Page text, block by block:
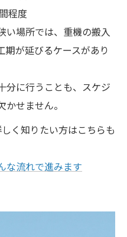
程度
い場所では、重機の搬入
期が延びるケースがあり
分に行うことも、スケジ
せません。
く知りたい方はこちらも
な流れで進みます